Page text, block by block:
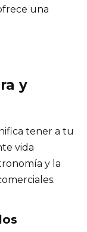
una
y
tener a tu
vida
y la